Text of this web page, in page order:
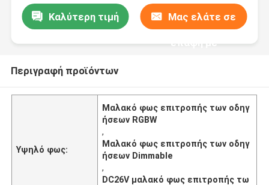
Καλύτερη τιμή Μας ελάτε σε
επαφή με
Περιγραφή προϊόντων
Υψηλό φως:
Μαλακό φως επιτροπής των οδηγ
ήσεων RGBW
,
Μαλακό φως επιτροπής των οδηγ
ήσεων Dimmable
,
DC26V μαλακό φως επιτροπής τω